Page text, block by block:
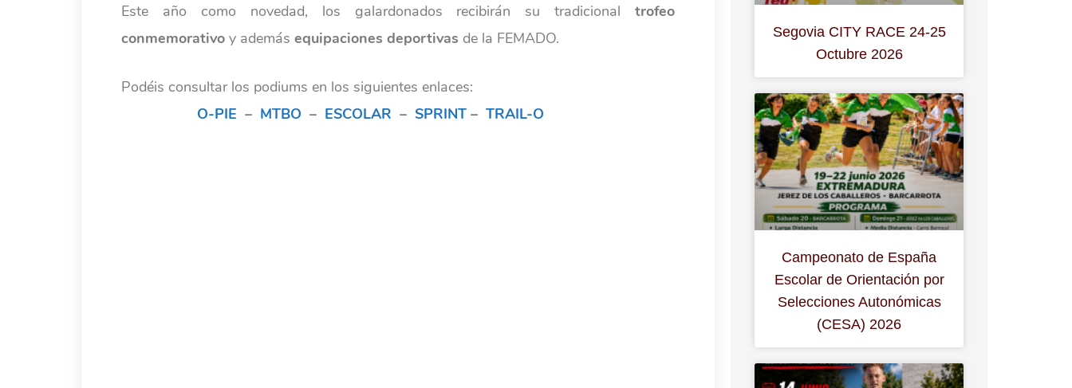
Este año como novedad, los galardonados recibirán su tradicionaltrofeo
conmemorativo y además equipaciones deportivas de la FEMADO.
Podéis consultar los podiums en los siguientes enlaces:
O-PIE – MTBO – ESCOLAR – SPRINT – TRAIL-O
Segovia CITY RACE 24-25
Octubre 2026
Campeonato de España
Escolar de Orientación por
Selecciones Autonómicas
(CESA) 2026